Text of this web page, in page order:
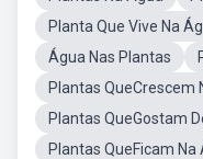
Planta Que Vive Na
Água Nas Plantas
Plantas QueCrescem
Plantas QueGostam
Plantas QueFicam Na